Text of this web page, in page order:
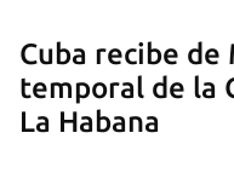
Cuba recibe de
temporal de la
La Habana